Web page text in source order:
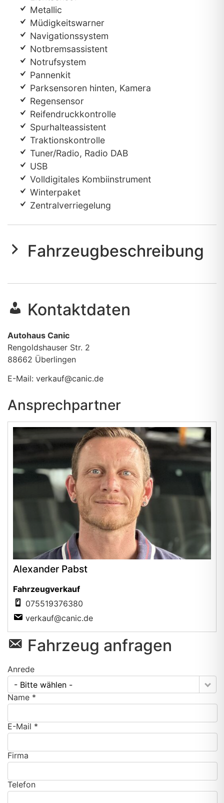
Metallic
Müdigkeitswarner
Navigationssystem
Notbremsassistent
Notrufsystem
Pannenkit
Parksensoren hinten, Kamera
Regensensor
Reifendruckkontrolle
Spurhalteassistent
Traktionskontrolle
Tuner/Radio, Radio DAB
USB
Volldigitales Kombiinstrument
Winterpaket
Zentralverriegelung
Fahrzeugbeschreibung
Kontaktdaten
Autohaus Canic
Rengoldshauser Str. 2
88662 Überlingen
E-Mail: verkauf@canic.de
Ansprechpartner
Alexander Pabst
Fahrzeugverkauf
075519376380
verkauf@canic.de
Fahrzeug anfragen
Anrede
- Bitte wählen -
Name *
E-Mail *
Firma
Telefon